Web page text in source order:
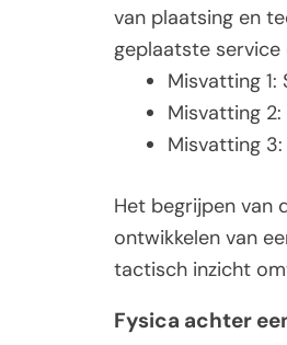
van plaatsing en
geplaatste service
Misvatting
Misvatting
Misvatting
Het begrijpen van
ontwikkelen van
tactisch inzicht
Fysica achter